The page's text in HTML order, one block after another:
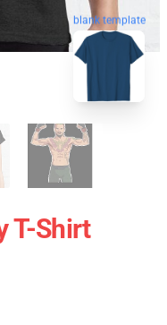
blank template
T-Shirt